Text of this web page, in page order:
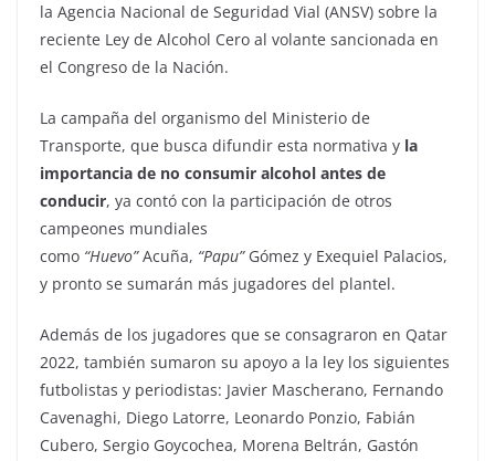
la Agencia Nacional de Seguridad Vial (ANSV) sobre la
reciente Ley de Alcohol Cero al volante sancionada en
el Congreso de la Nación.
La campaña del organismo del Ministerio de
Transporte, que busca difundir esta normativa y la
importancia de no consumir alcohol antes de
conducir, ya contó con la participación de otros
campeones mundiales
como “Huevo”Acuña, “Papu”Gómez y Exequiel Palacios,
y pronto se sumarán más jugadores del plantel.
Además de los jugadores que se consagraron en Qatar
2022, también sumaron su apoyo a la ley los siguientes
futbolistas y periodistas: Javier Mascherano, Fernando
Cavenaghi, Diego Latorre, Leonardo Ponzio, Fabián
Cubero, Sergio Goycochea, Morena Beltrán, Gastón